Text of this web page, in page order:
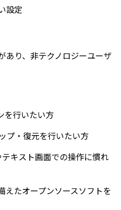
設定
あり、非テクノロジーユーザ
を行いたい方
プ・復元を行いたい方
キスト画面での操作に慣れ
えたオープンソースソフトを